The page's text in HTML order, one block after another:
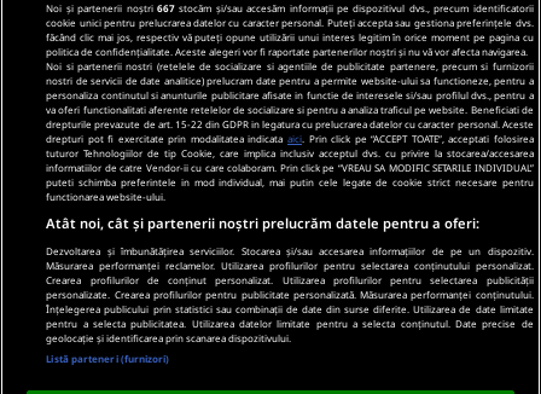
Noi și partenerii noștri667 stocăm și/sau accesăm informații pe dispozitivul dvs., precum identificatorii
cookie unici pentru prelucrarea datelor cu caracter personal. Puteți accepta sau gestiona preferințele dvs.
făcând clic mai jos, respectiv vă puteți opune utilizării unui interes legitim în orice moment pe pagina cu
politica de confidențialitate. Aceste alegeri vor fi raportate partenerilor noștri și nu vă vor afecta navigarea.
Noi si partenerii nostri (retelele de socializare si agentiile de publicitate partenere, precum si furnizorii
nostri de servicii de date analitice) prelucram date pentru a permite website-ului sa functioneze, pentru a
personaliza continutul si anunturile publicitare afisate in functie de interesele si/sau profilul dvs., pentru a
va oferi functionalitati aferente retelelor de socializare si pentru a analiza traficul pe website. Beneficiati de
drepturile prevazute de art. 15-22 din GDPR in legatura cu prelucrarea datelor cu caracter personal. Aceste
drepturi pot fi exercitate prin modalitatea indicata aici . Prin click pe “ACCEPT TOATE”, acceptati folosirea
tuturor Tehnologiilor de tip Cookie, care implica inclusiv acceptul dvs. cu privire la stocarea/accesarea
informatiilor de catre Vendor-ii cu care colaboram. Prin click pe “VREAU SA MODIFIC SETARILE INDIVIDUAL”
puteti schimba preferintele in mod individual, mai putin cele legate de cookie strict necesare pentru
functionarea website-ului.
Atât noi, cât și partenerii noștri prelucrăm datele pentru a oferi:
Dezvoltarea și îmbunătățirea serviciilor. Stocarea și/sau accesarea informațiilor de pe un dispozitiv.
Măsurarea performanței reclamelor. Utilizarea profilurilor pentru selectarea conținutului personalizat.
Crearea profilurilor de conținut personalizat. Utilizarea profilurilor pentru selectarea publicității
personalizate. Crearea profilurilor pentru publicitate personalizată. Măsurarea performanței conținutului.
Înțelegerea publicului prin statistici sau combinații de date din surse diferite. Utilizarea de date limitate
pentru a selecta publicitatea. Utilizarea datelor limitate pentru a selecta conținutul. Date precise de
geolocație și identificarea prin scanarea dispozitivului.
Listă parteneri (furnizori)